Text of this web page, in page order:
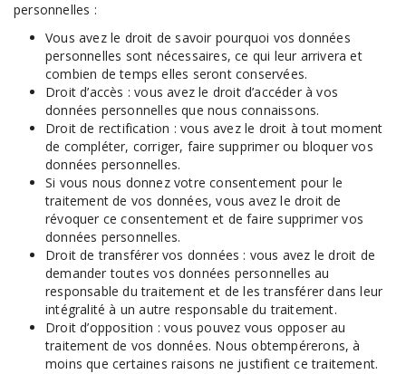
personnelles :
Vous avez le droit de savoir pourquoi vos données
personnelles sont nécessaires, ce qui leur arrivera et
combien de temps elles seront conservées.
Droit d’accès : vous avez le droit d’accéder à vos
données personnelles que nous connaissons.
Droit de rectification : vous avez le droit à tout moment
de compléter, corriger, faire supprimer ou bloquer vos
données personnelles.
Si vous nous donnez votre consentement pour le
traitement de vos données, vous avez le droit de
révoquer ce consentement et de faire supprimer vos
données personnelles.
Droit de transférer vos données : vous avez le droit de
demander toutes vos données personnelles au
responsable du traitement et de les transférer dans leur
intégralité à un autre responsable du traitement.
Droit d’opposition : vous pouvez vous opposer au
traitement de vos données. Nous obtempérerons, à
moins que certaines raisons ne justifient ce traitement.